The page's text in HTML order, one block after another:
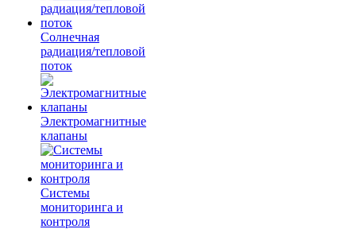
Солнечная
радиация/тепловой
поток
Электромагнитные
клапаны
Системы
мониторинга и
контроля